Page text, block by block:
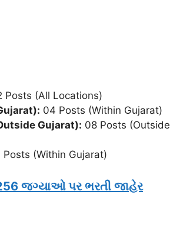
Posts (All Locations)
04 Posts (Within Gujarat)
Gujarat): 08 Posts (Outside
Posts (Within Gujarat)
જગ્યાઓ પર ભરતી જાહેર